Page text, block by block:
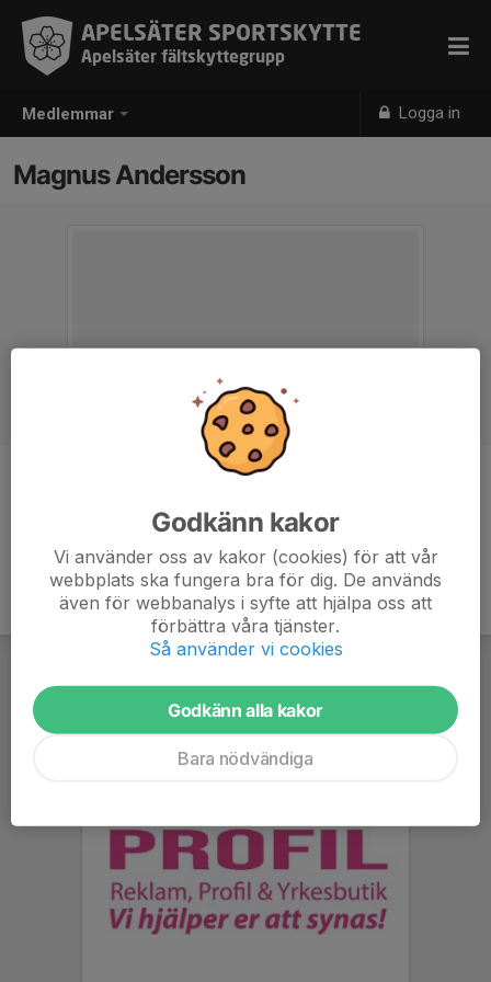
Medlemmar Logga in
APELSÄTER SPORTSKYTTE
Apelsäter fältskyttegrupp
Magnus Andersson
Godkänn kakor
Vi använder oss av kakor (cookies) för att vår
webbplats ska fungera bra för dig. De används
även för webbanalys i syfte att hjälpa oss att
förbättra våra tjänster.
Så använder vi cookies
Godkänn alla kakor
Bara nödvändiga